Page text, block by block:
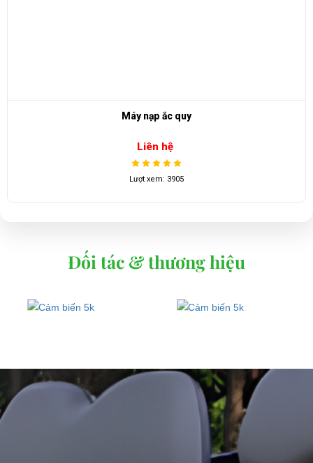
Máy nạp ắc quy
Liên hệ
Lượt xem: 3905
Đối tác & thương hiệu